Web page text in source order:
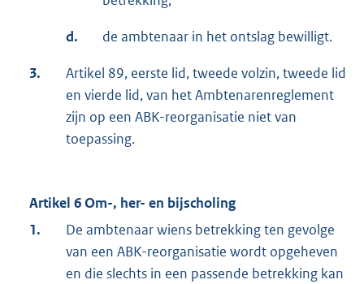
d. de ambtenaar in het ontslag bewilligt.
3.
Artikel 89, eerste lid, tweede volzin, tweede lid
en vierde lid, van het Ambtenarenreglement
zijn op een ABK-reorganisatie niet van
toepassing.
Artikel 6 Om-, her- en bijscholing
1.
De ambtenaar wiens betrekking ten gevolge
van een ABK-reorganisatie wordt opgeheven
en die slechts in een passende betrekking kan